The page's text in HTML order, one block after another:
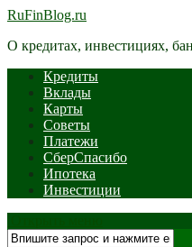
RuFinBlog.ru
О кредитах, инвестициях,
Кредиты
Вклады
Карты
Советы
Платежи
СберСпасибо
Ипотека
Инвестиции